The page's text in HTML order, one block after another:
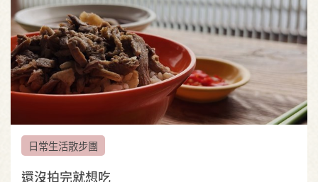
日常生活散步團
還沒拍完就想吃